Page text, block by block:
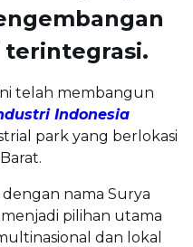
terintegrasi.
telah membangun
Indonesia
park yang berlokasi
nama Surya
pilihan utama
dan lokal